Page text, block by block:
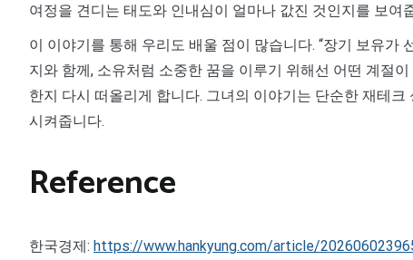
여정을 견디는 태도와 인내심이 얼마나 값진 것인지를 보여
이 이야기를 통해 우리도 배울 점이 많습니다. “장기 보유가
지와 함께, 소유처럼 소중한 꿈을 이루기 위해선 어떤 계절
한지 다시 떠올리게 합니다. 그녀의 이야기는 단순한 재테
시켜줍니다.
Reference
한국경제: https://www.hankyung.com/article/